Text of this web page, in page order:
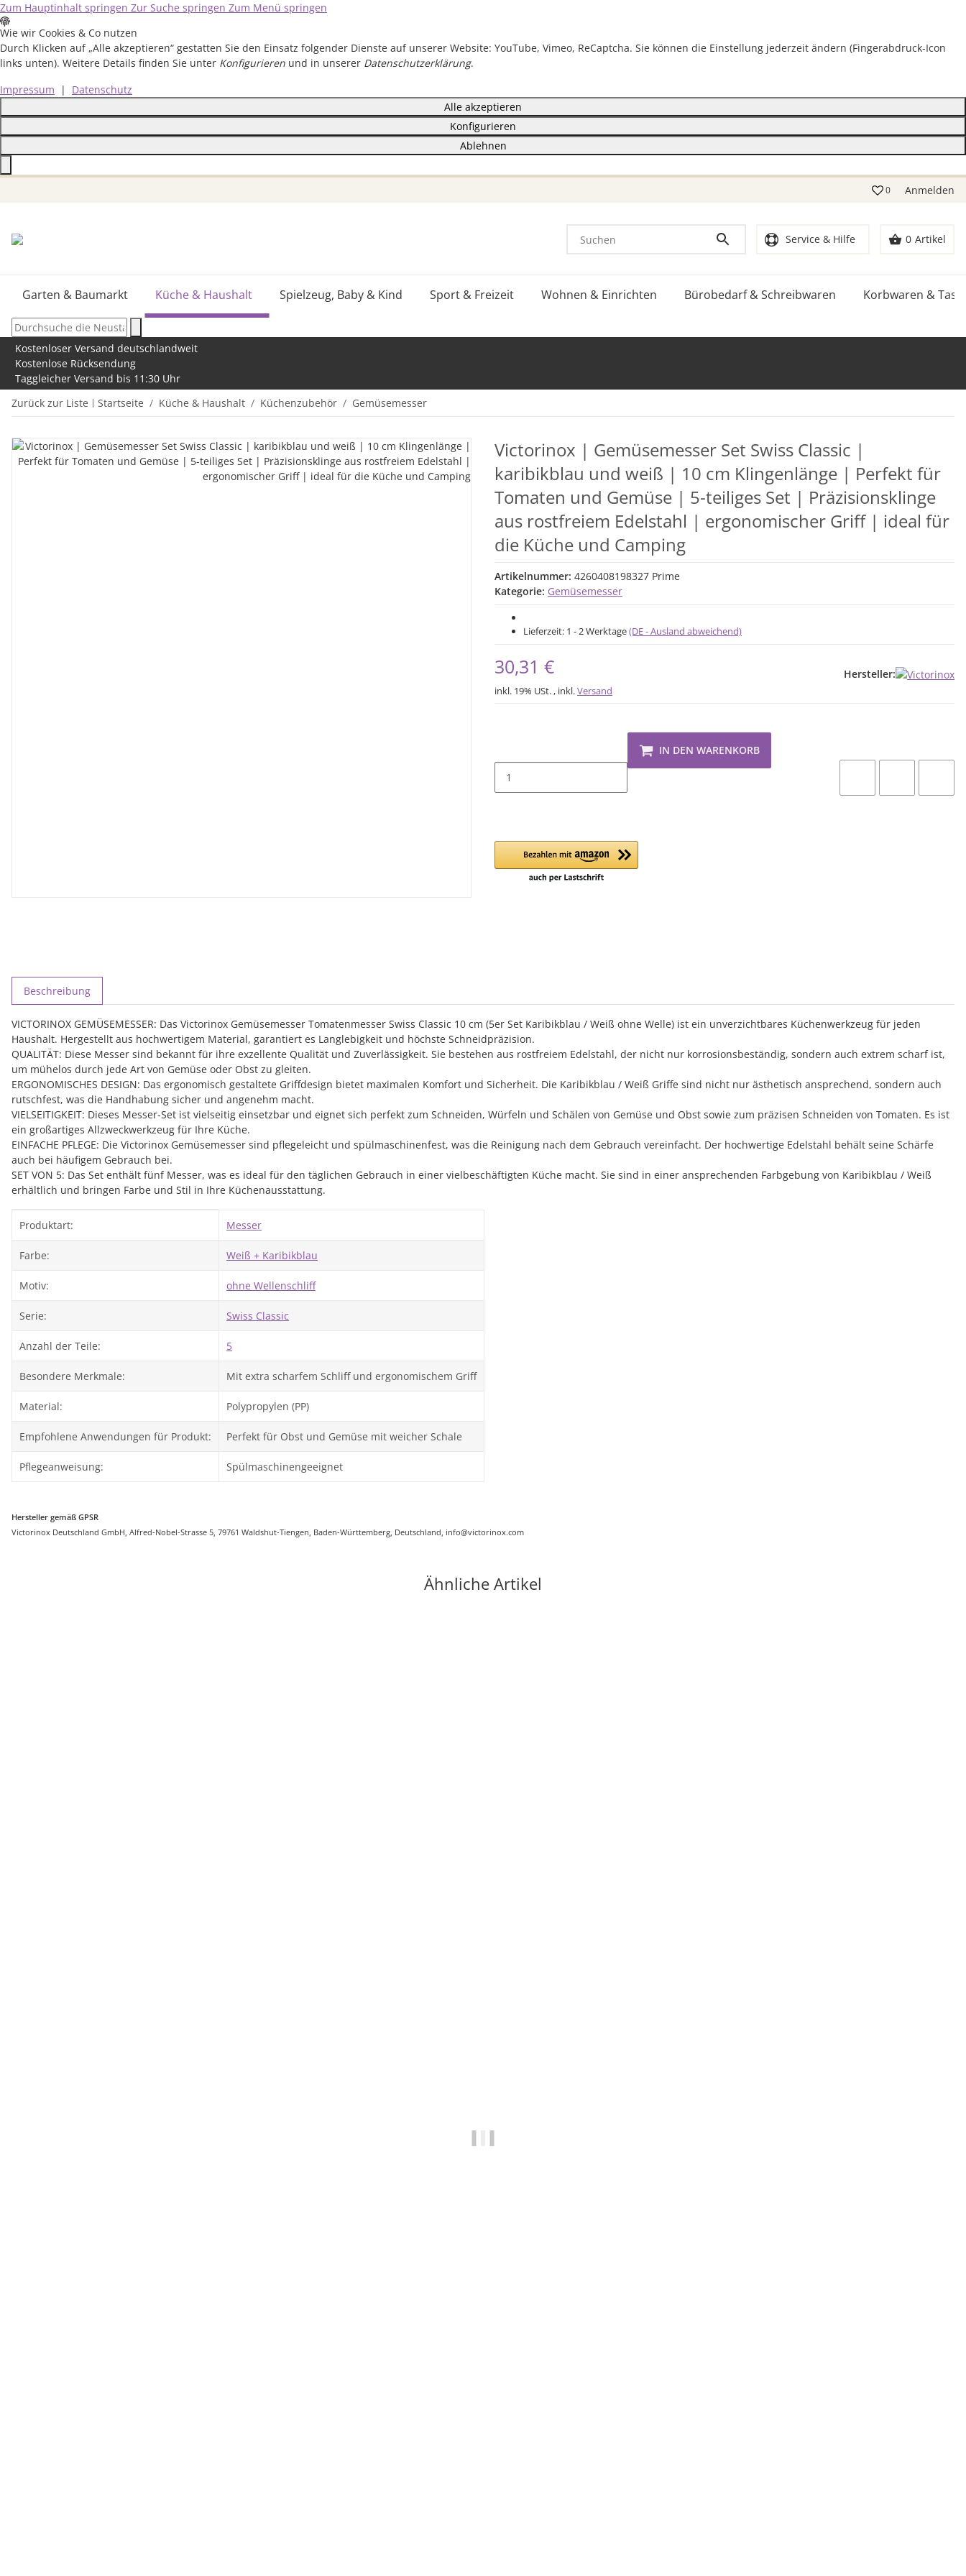
Zum Hauptinhalt springen Zur Suche springen Zum Menü springen
Wie wir Cookies & Co nutzen
Durch Klicken auf „Alle akzeptieren“ gestatten Sie den Einsatz folgender Dienste auf unserer Website: YouTube, Vimeo, ReCaptcha. Sie können die Einstellung jederzeit ändern (Fingerabdruck-Icon
links unten). Weitere Details finden Sie unter Konfigurieren und in unserer Datenschutzerklärung.
Impressum
|
Datenschutz
Alle akzeptieren
Konfigurieren
Ablehnen
Close
0 Anmelden
Service & Hilfe 0 Artikel
Garten & Baumarkt Küche & Haushalt Spielzeug, Baby & Kind Sport & Freizeit Wohnen & Einrichten Bürobedarf & Schreibwaren Korbwaren &
Kostenloser Versand deutschlandweit
Kostenlose Rücksendung
Taggleicher Versand bis 11:30 Uhr
Zurück zur Liste
Startseite Küche & Haushalt Küchenzubehör Gemüsemesser
Victorinox | Gemüsemesser Set Swiss Classic |
karibikblau und weiß | 10 cm Klingenlänge | Perfekt für
Tomaten und Gemüse | 5-teiliges Set | Präzisionsklinge
aus rostfreiem Edelstahl | ergonomischer Griff | ideal für
die Küche und Camping
Artikelnummer: 4260408198327 Prime
Kategorie: Gemüsemesser
Lieferzeit: 1 - 2 Werktage(DE - Ausland abweichend)
30,31 €
inkl. 19% USt. , inkl.Versand
Hersteller:
IN DEN WARENKORB
weitere Registerkarten anzeigen
Beschreibung
VICTORINOX GEMÜSEMESSER: Das Victorinox Gemüsemesser Tomatenmesser Swiss Classic 10 cm (5er Set Karibikblau / Weiß ohne Welle) ist ein unverzichtbares Küchenwerkzeug für jeden
Haushalt. Hergestellt aus hochwertigem Material, garantiert es Langlebigkeit und höchste Schneidpräzision.
QUALITÄT: Diese Messer sind bekannt für ihre exzellente Qualität und Zuverlässigkeit. Sie bestehen aus rostfreiem Edelstahl, der nicht nur korrosionsbeständig, sondern auch extrem scharf ist,
um mühelos durch jede Art von Gemüse oder Obst zu gleiten.
ERGONOMISCHES DESIGN: Das ergonomisch gestaltete Griffdesign bietet maximalen Komfort und Sicherheit. Die Karibikblau / Weiß Griffe sind nicht nur ästhetisch ansprechend, sondern auch
rutschfest, was die Handhabung sicher und angenehm macht.
VIELSEITIGKEIT: Dieses Messer-Set ist vielseitig einsetzbar und eignet sich perfekt zum Schneiden, Würfeln und Schälen von Gemüse und Obst sowie zum präzisen Schneiden von Tomaten. Es ist
ein großartiges Allzweckwerkzeug für Ihre Küche.
EINFACHE PFLEGE: Die Victorinox Gemüsemesser sind pflegeleicht und spülmaschinenfest, was die Reinigung nach dem Gebrauch vereinfacht. Der hochwertige Edelstahl behält seine Schärfe
auch bei häufigem Gebrauch bei.
SET VON 5: Das Set enthält fünf Messer, was es ideal für den täglichen Gebrauch in einer vielbeschäftigten Küche macht. Sie sind in einer ansprechenden Farbgebung von Karibikblau / Weiß
erhältlich und bringen Farbe und Stil in Ihre Küchenausstattung.
Produktart: Messer
Farbe: Weiß + Karibikblau
Motiv: ohne Wellenschliff
Serie: Swiss Classic
Anzahl der Teile: 5
Besondere Merkmale: Mit extra scharfem Schliff und ergonomischem Griff
Material: Polypropylen (PP)
Empfohlene Anwendungen für Produkt: Perfekt für Obst und Gemüse mit weicher Schale
Pflegeanweisung: Spülmaschinengeeignet
Hersteller gemäß GPSR
Victorinox Deutschland GmbH, Alfred-Nobel-Strasse 5, 79761 Waldshut-Tiengen, Baden-Württemberg, Deutschland, info@victorinox.com
Ähnliche Artikel